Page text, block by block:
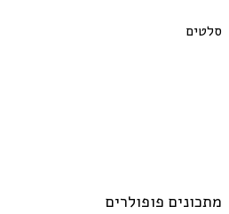
סלטים
מתכונים פופולרים